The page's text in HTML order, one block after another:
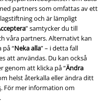
partners som omfattas av ett
och är lämpligt
” samtycker du till
våra partners. Alternativt kan
på “Neka alla” – i detta fall
att användas. Du kan också
genom att klicka på “Ändra
helst återkalla eller ändra ditt
. För mer information om
.
Company